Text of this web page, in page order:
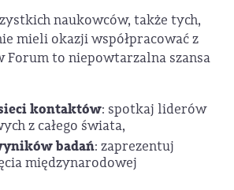
naukowców, także tych,
mieli okazji współpracować z
Forum to niepowtarzalna szansa
kontaktów: spotkaj liderów
z całego świata,
badań: zaprezentuj
międzynarodowej